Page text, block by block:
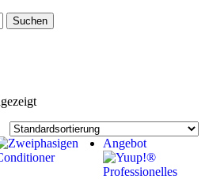
Suchen
Angebot